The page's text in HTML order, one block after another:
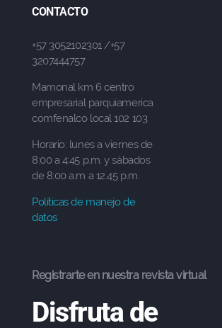
CONTACTO
+57 3052102301 /+57
3207444757
Mamonal km 6 centro
empresarial parquiamerica
comfenalco local 102 103
Horario: lunes a viernes de
8:00 a 4:45 p.m. y sábados
de 8:00 a.m a 12.45 p.m.
Políticas de manejo de
datos
Registrarte en nuestra revista virtual
Disfruta de